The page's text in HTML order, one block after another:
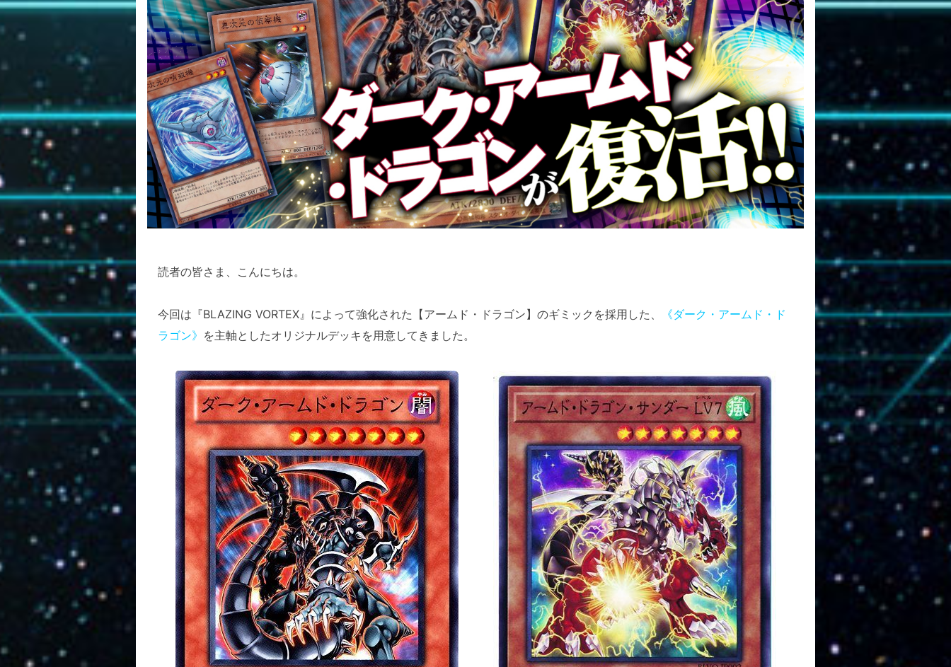
読者の皆さま、こんにちは。
今回は『BLAZING VORTEX』によって強化された【アームド・ドラゴン】のギミックを採用した、
《ダーク・アームド・ド
ラゴン》 を主軸としたオリジナルデッキを用意してきました。